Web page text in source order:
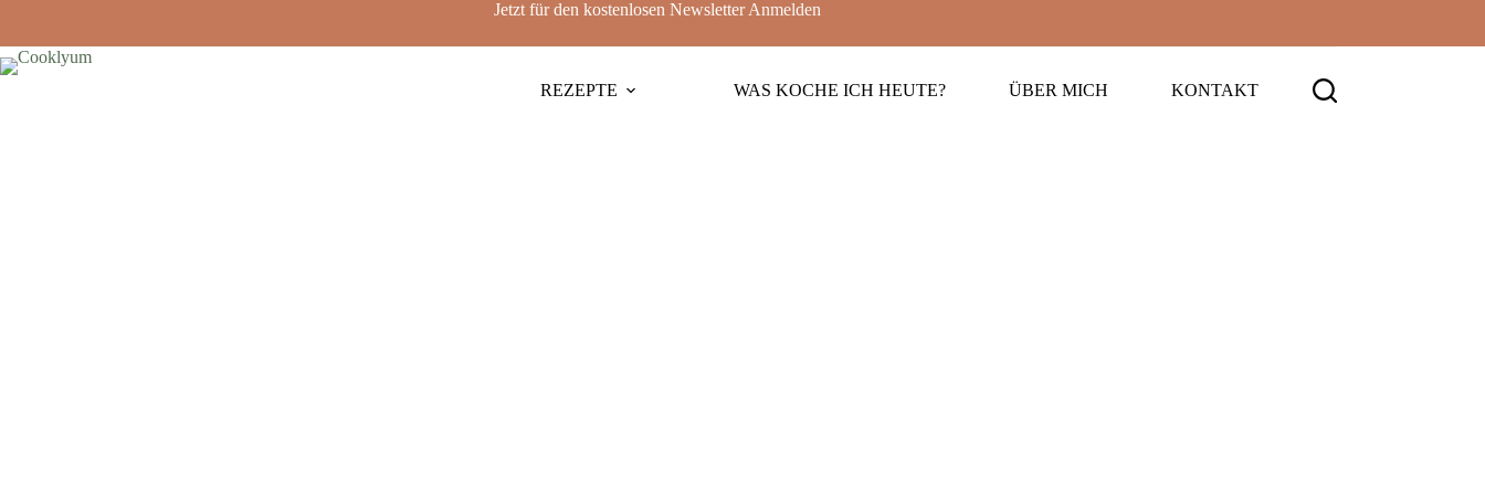
Jetzt für den kostenlosen NewsletterAnmelden
REZEPTE WAS KOCHE ICH HEUTE? ÜBER MICH KONTAKT